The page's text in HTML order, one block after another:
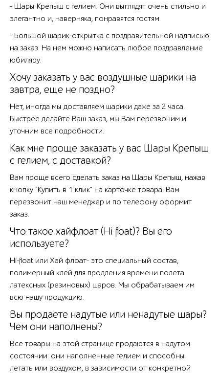
- Шары Крепыш с гелием. Они выглядят очень стильно и
элегантно и, наверняка, понравятся гостям.
- Большой шарик-открытка с поздравительной надписью
на заказ. На нем можно написать любое поздравление
юбиляру.
Хочу заказать у вас воздушные шарики на
завтра, еще не поздно?
Нет, иногда мы доставляем шарики даже за 2 часа.
Быстрее делайте Ваш заказ, мы Вам перезвоним и
уточним все подробности.
Как мне проще заказать у вас Шары Крепыш
с гелием, с доставкой?
Вам проще всего сделать заказ на Шары Крепыш, нажав
кнопку "Купить в 1 клик" на карточке товара. Вам
перезвонит наш менеджер и по телефону оформит
заказ.
Что такое хайфлоат (Hi float)? Вы его
используете?
Hi-float или Хай флоат- это специальный состав,
полимерный клей для продления времени полета
латексных (резиновых) шаров. Мы обрабатываем им
всю нашу продукцию.
Вы продаете надутые или ненадутые шары?
Чем они наполнены?
Все товары на этой странице продаются в надутом
состоянии: они наполненные гелием и способны
летать или воздухом, в зависимости от конкретной